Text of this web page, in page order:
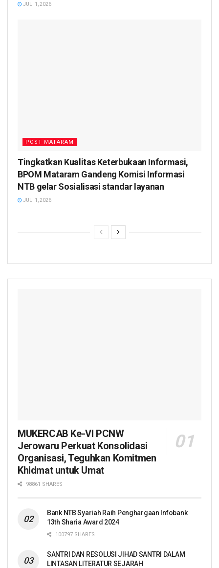
JULI 1, 2026
POST MATARAM
Tingkatkan Kualitas Keterbukaan Informasi,
BPOM Mataram Gandeng Komisi Informasi
NTB gelar Sosialisasi standar layanan
JULI 1, 2026
MUKERCAB Ke-VI PCNW
Jerowaru Perkuat Konsolidasi
Organisasi, Teguhkan Komitmen
Khidmat untuk Umat
98861 SHARES
Bank NTB Syariah Raih Penghargaan Infobank
13th Sharia Award 2024
100797 SHARES
SANTRI DAN RESOLUSI JIHAD SANTRI DALAM
LINTASAN LITERATUR SEJARAH